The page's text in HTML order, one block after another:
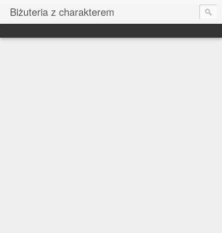
Biżuteria z charakterem